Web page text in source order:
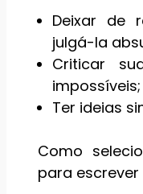
Deixar de
julgá-la
Criticar
impossíveis;
Ter ideias
Como
para escrever